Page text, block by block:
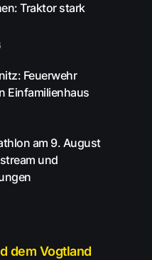
Traktor stark
Feuerwehr
Einfamilienhaus
am 9. August
und
dem Vogtland